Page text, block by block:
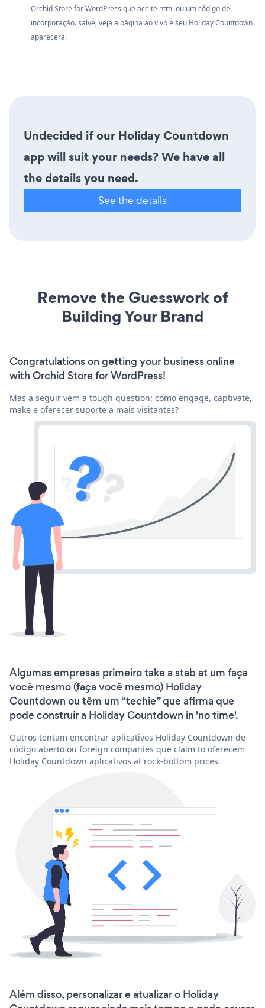
Orchid Store for WordPress que aceite html ou um código de
incorporação. salve, veja a página ao vivo e seu Holiday Countdown
aparecerá!
Undecided if our Holiday Countdown
app will suit your needs? We have all
the details you need.
See the details
Remove the Guesswork of
Building Your Brand
Congratulations on getting your business online
with Orchid Store for WordPress!
Mas a seguir vem a tough question: como engage, captivate,
make e oferecer suporte a mais visitantes?
Algumas empresas primeiro take a stab at um faça
você mesmo (faça você mesmo) Holiday
Countdown ou têm um “techie” que afirma que
pode construir a Holiday Countdown in 'no time'.
Outros tentam encontrar aplicativos Holiday Countdown de
código aberto ou foreign companies que claim to oferecem
Holiday Countdown aplicativos at rock-bottom prices.
Além disso, personalizar e atualizar o Holiday